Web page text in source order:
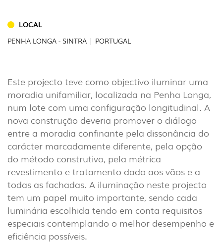
INTERIOR (86)
INDUSTRIAL (7)
DOWNLOADS
PROJETOS
INFORMAÇÃO LEGAL
A EXPORLUX
NOTÍCIAS
CONTACTOS
LOCAL
PENHA LONGA - SINTRA | PORTUGAL
Este projecto teve como objectivo iluminar uma
moradia unifamiliar, localizada na Penha Longa,
num lote com uma configuração longitudinal. A
nova construção deveria promover o diálogo
entre a moradia confinante pela dissonância do
carácter marcadamente diferente, pela opção
do método construtivo, pela métrica
revestimento e tratamento dado aos vãos e a
todas as fachadas. A iluminação neste projecto
tem um papel muito importante, sendo cada
luminária escolhida tendo em conta requisitos
especiais contemplando o melhor desempenho e
eficiência possíveis.